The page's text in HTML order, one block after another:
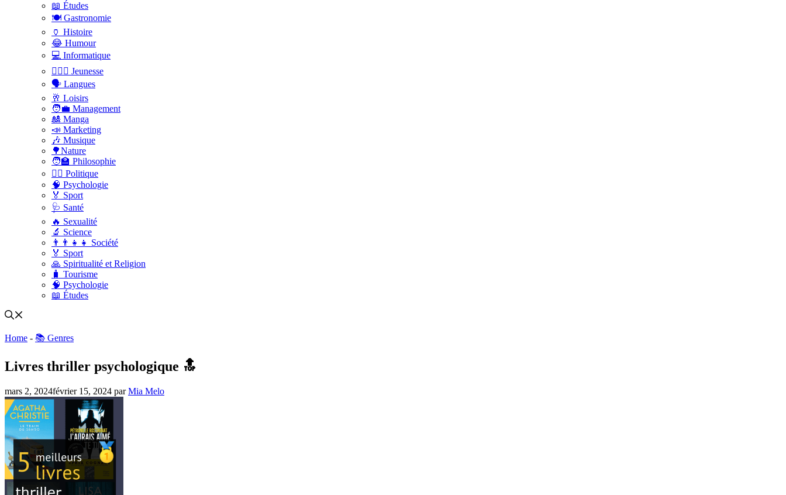
📖 Études
🍽️ Gastronomie
🏺 Histoire
😂 Humour
💻 Informatique
🤸🏽‍♀️ Jeunesse
🗣 Langues
🥂 Loisirs
🧑‍💼 Management
🎎 Manga
📣 Marketing
🎶 Musique
🌳Nature
🧑‍🏫 Philosophie
👨‍⚖️ Politique
🧠 Psychologie
🏅 Sport
🩺 Santé
🔥 Sexualité
🔬 Science
👨‍👨‍👧‍👧 Société
🏅 Sport
🙏 Spiritualité et Religion
🧳 Tourisme
🧠 Psychologie
📖 Études
Home - 📚 Genres
Livres thriller psychologique 🔝
mars 2, 2024février 15, 2024 parMia Melo